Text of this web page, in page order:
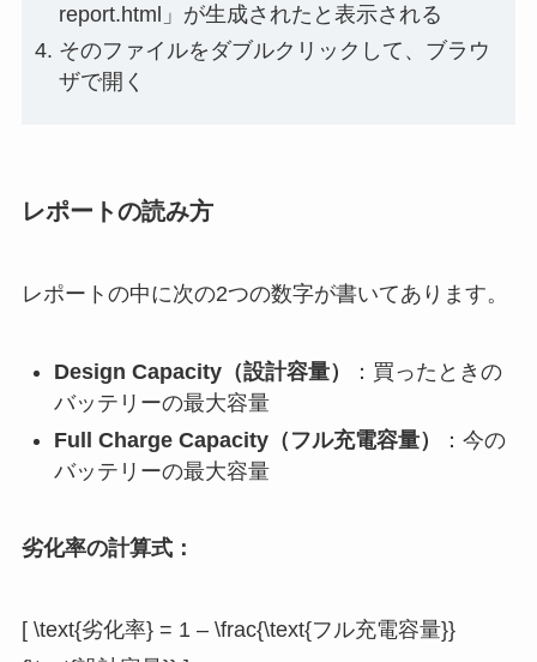
report.html」が生成されたと表示される
そのファイルをダブルクリックして、ブラウ
ザで開く
レポートの読み方
レポートの中に次の2つの数字が書いてあります。
Design Capacity（設計容量）
：買ったときの
バッテリーの最大容量
Full Charge Capacity（フル充電容量）
：今の
バッテリーの最大容量
劣化率の計算式：
[ \text{劣化率} = 1 – \frac{\text{フル充電容量}}